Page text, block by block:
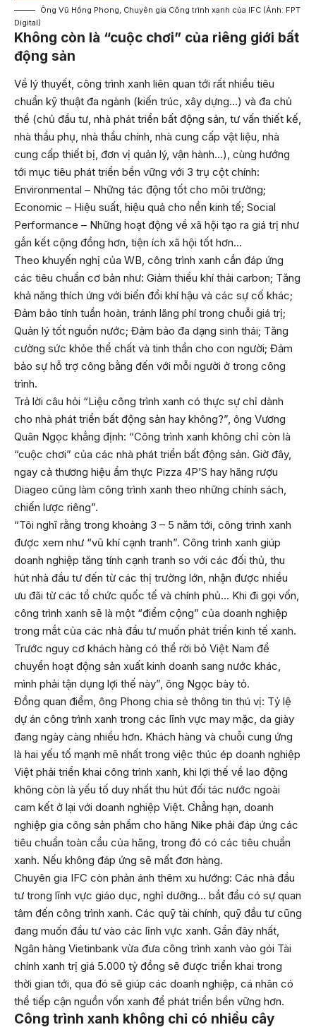
Ông Vũ Hồng Phong, Chuyên gia Công trình xanh của IFC (Ảnh: FPT
Digital)
Không còn là “cuộc chơi” của riêng giới bất
động sản
Về lý thuyết, công trình xanh liên quan tới rất nhiều tiêu
chuẩn kỹ thuật đa ngành (kiến trúc, xây dựng…) và đa chủ
thể (chủ đầu tư, nhà phát triển bất động sản, tư vấn thiết kế,
nhà thầu phụ, nhà thầu chính, nhà cung cấp vật liệu, nhà
cung cấp thiết bị, đơn vị quản lý, vận hành…), cùng hướng
tới mục tiêu phát triển bền vững với 3 trụ cột chính:
Environmental – Những tác động tốt cho môi trường;
Economic – Hiệu suất, hiệu quả cho nền kinh tế; Social
Performance – Những hoạt động về xã hội tạo ra giá trị như
gắn kết cộng đồng hơn, tiện ích xã hội tốt hơn…
Theo khuyến nghị của WB, công trình xanh cần đáp ứng
các tiêu chuẩn cơ bản như: Giảm thiểu khí thải carbon; Tăng
khả năng thích ứng với biến đổi khí hậu và các sự cố khác;
Đảm bảo tính tuần hoàn, tránh lãng phí trong chuỗi giá trị;
Quản lý tốt nguồn nước; Đảm bảo đa dạng sinh thái; Tăng
cường sức khỏe thể chất và tinh thần cho con người; Đảm
bảo sự hỗ trợ công bằng đến với mỗi người ở trong công
trình.
Trả lời câu hỏi “Liệu công trình xanh có thực sự chỉ dành
cho nhà phát triển bất động sản hay không?”, ông Vương
Quân Ngọc khẳng định: “Công trình xanh không chỉ còn là
“cuộc chơi” của các nhà phát triển bất động sản. Giờ đây,
ngay cả thương hiệu ẩm thực Pizza 4P’S hay hãng rượu
Diageo cũng làm công trình xanh theo những chính sách,
chiến lược riêng”.
“Tôi nghĩ rằng trong khoảng 3 – 5 năm tới, công trình xanh
được xem như “vũ khí cạnh tranh”. Công trình xanh giúp
doanh nghiệp tăng tính cạnh tranh so với các đối thủ, thu
hút nhà đầu tư đến từ các thị trường lớn, nhận được nhiều
ưu đãi từ các tổ chức quốc tế và chính phủ… Khi đi gọi vốn,
công trình xanh sẽ là một “điểm cộng” của doanh nghiệp
trong mắt của các nhà đầu tư muốn phát triển kinh tế xanh.
Trước nguy cơ khách hàng có thể rời bỏ Việt Nam để
chuyển hoạt động sản xuất kinh doanh sang nước khác,
mình phải tận dụng lợi thế này”, ông Ngọc bày tỏ.
Đồng quan điểm, ông Phong chia sẻ thông tin thú vị: Tỷ lệ
dự án công trình xanh trong các lĩnh vực may mặc, da giày
đang ngày càng nhiều hơn. Khách hàng và chuỗi cung ứng
là hai yếu tố mạnh mẽ nhất trong việc thúc ép doanh nghiệp
Việt phải triển khai công trình xanh, khi lợi thế về lao động
không còn là yếu tố duy nhất thu hút đối tác nước ngoài
cam kết ở lại với doanh nghiệp Việt. Chẳng hạn, doanh
nghiệp gia công sản phẩm cho hãng Nike phải đáp ứng các
tiêu chuẩn toàn cầu của hãng, trong đó có các tiêu chuẩn
xanh. Nếu không đáp ứng sẽ mất đơn hàng.
Chuyên gia IFC còn phản ánh thêm xu hướng: Các nhà đầu
tư trong lĩnh vực giáo dục, nghỉ dưỡng… bắt đầu có sự quan
tâm đến công trình xanh. Các quỹ tài chính, quỹ đầu tư cũng
đang muốn đầu tư vào các lĩnh vực xanh. Gần đây nhất,
Ngân hàng Vietinbank vừa đưa công trình xanh vào gói Tài
chính xanh trị giá 5.000 tỷ đồng sẽ được triển khai trong
thời gian tới, qua đó sẽ giúp các doanh nghiệp, cá nhân có
thể tiếp cận nguồn vốn xanh để phát triển bền vững hơn.
Công trình xanh không chỉ có nhiều cây